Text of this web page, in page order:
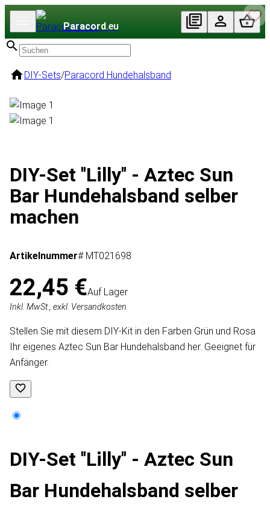
Paracord.eu
DIY-Sets/Paracord Hundehalsband
DIY-Set ''Lilly'' - Aztec Sun
Bar Hundehalsband selber
machen
Artikelnummer# MT021698
22,45 €Auf Lager
Inkl. MwSt., exkl. Versandkosten
Stellen Sie mit diesem DIY-Kit in den Farben Grün und Rosa
Ihr eigenes Aztec Sun Bar Hundehalsband her. Geeignet für
Anfänger.
DIY-Set ''Lilly'' - Aztec Sun
Bar Hundehalsband selber